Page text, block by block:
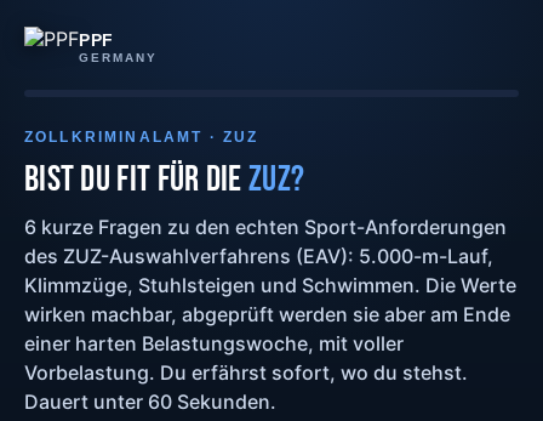
PPF
GERMANY
ZOLLKRIMINALAMT · ZUZ
BIST DU FIT FÜR DIEZUZ?
6 kurze Fragen zu den echten Sport-Anforderungen
des ZUZ-Auswahlverfahrens (EAV): 5.000-m-Lauf,
Klimmzüge, Stuhlsteigen und Schwimmen. Die Werte
wirken machbar, abgeprüft werden sie aber am Ende
einer harten Belastungswoche, mit voller
Vorbelastung. Du erfährst sofort, wo du stehst.
Dauert unter 60 Sekunden.